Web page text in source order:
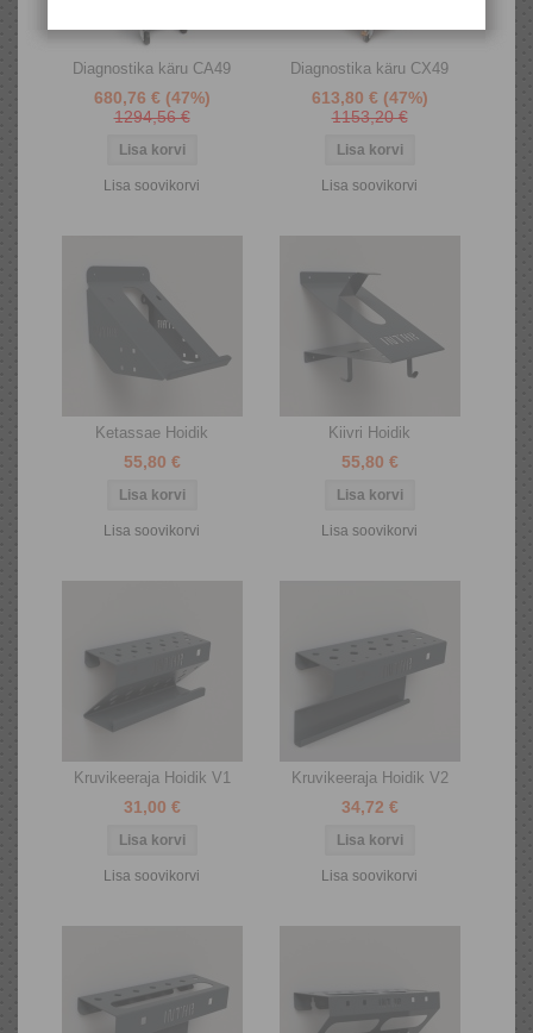
Diagnostika käru CA49
680,76 € (47%)
1294,56 €
Lisa soovikorvi
Diagnostika käru CX49
613,80 € (47%)
1153,20 €
Lisa soovikorvi
Ketassae Hoidik
55,80 €
Lisa soovikorvi
Kiivri Hoidik
55,80 €
Lisa soovikorvi
Kruvikeeraja Hoidik V1
31,00 €
Lisa soovikorvi
Kruvikeeraja Hoidik V2
34,72 €
Lisa soovikorvi